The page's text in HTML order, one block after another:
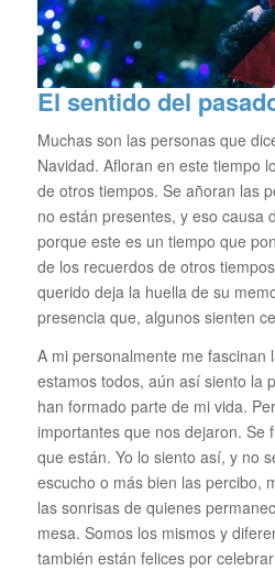
El sentido del
Muchas son las personas que
Navidad. Afloran en este tiempo
de otros tiempos. Se añoran las
no están presentes, y eso causa
porque este es un tiempo que
de los recuerdos de otros
querido deja la huella de su
presencia que, algunos sienten
A mi personalmente me fascinan
estamos todos, aún así siento la
han formado parte de mi vida.
importantes que nos dejaron. Se
que están. Yo lo siento así, y no
escucho o más bien las percibo,
las sonrisas de quienes
mesa. Somos los mismos y
también están felices por